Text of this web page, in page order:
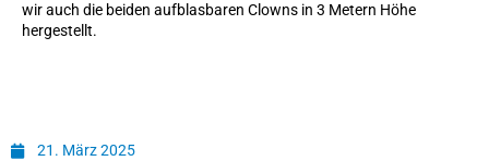
wir auch die beiden aufblasbaren Clowns in 3 Metern Höhe
hergestellt.
21. März 2025